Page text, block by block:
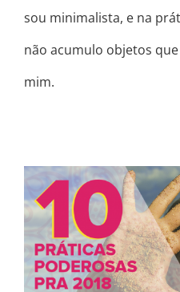
sou minimalista, e na
não acumulo objetos
mim.
A IMPORTÂNCIA
PRÁTICAS